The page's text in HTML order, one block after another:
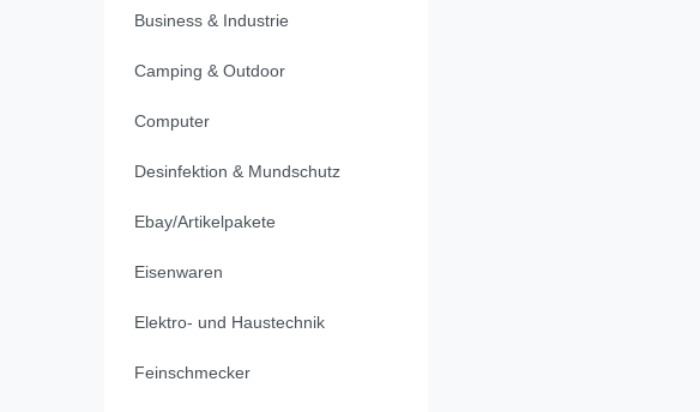
Business & Industrie
Camping & Outdoor
Computer
Desinfektion & Mundschutz
Ebay/Artikelpakete
Eisenwaren
Elektro- und Haustechnik
Feinschmecker